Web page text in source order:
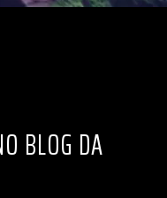
BLOG DA